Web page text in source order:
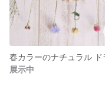
展示中